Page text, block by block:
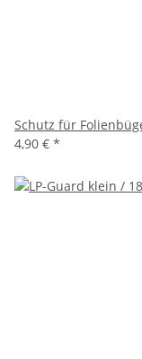
Schutz für
4,90 € *